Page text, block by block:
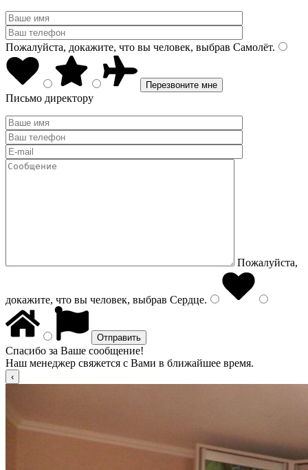
Пожалуйста, докажите, что вы человек, выбрав Самолёт.
Письмо директору
Пожалуйста,
докажите, что вы человек, выбрав Сердце.
Спасибо за Ваше сообщение!
Наш менеджер свяжется с Вами в ближайшее время.